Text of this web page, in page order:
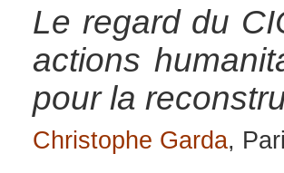
Le regard du
actions
pour la
Christophe Garda,